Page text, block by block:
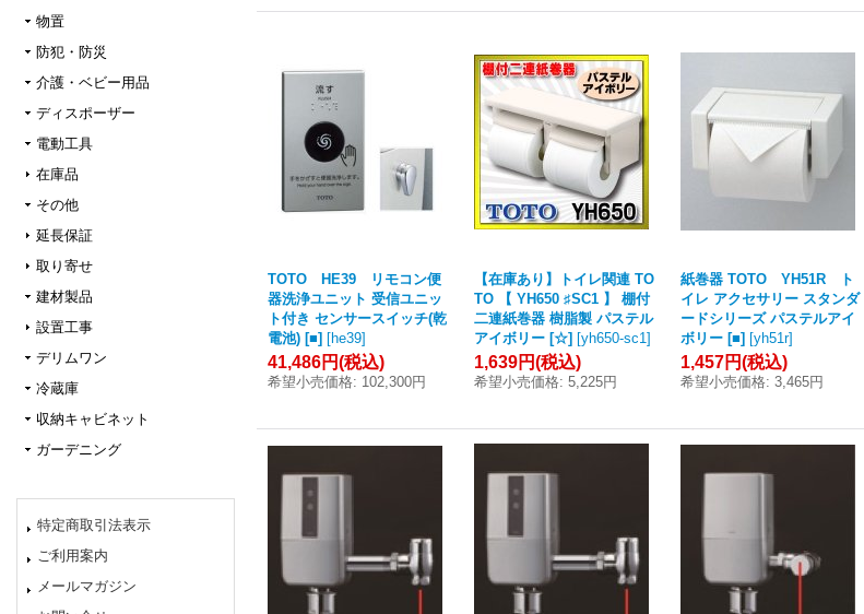
物置
防犯・防災
介護・ベビー用品
ディスポーザー
電動工具
在庫品
その他
延長保証
取り寄せ
建材製品
設置工事
デリムワン
冷蔵庫
収納キャビネット
ガーデニング
特定商取引法表示
ご利用案内
メールマガジン
TOTO HE39 リモコン便
器洗浄ユニット 受信ユニッ
ト付き センサースイッチ(乾
電池) [■] [he39]
41,486円(税込)
希望小売価格: 102,300円
【在庫あり】トイレ関連 TO
TO 【 YH650 ♯SC1 】 棚付
二連紙巻器 樹脂製 パステル
アイボリー [☆] [yh650-sc1]
1,639円(税込)
希望小売価格: 5,225円
紙巻器 TOTO YH51R ト
イレ アクセサリー スタンダ
ードシリーズ パステルアイ
ボリー [■] [yh51r]
1,457円(税込)
希望小売価格: 3,465円